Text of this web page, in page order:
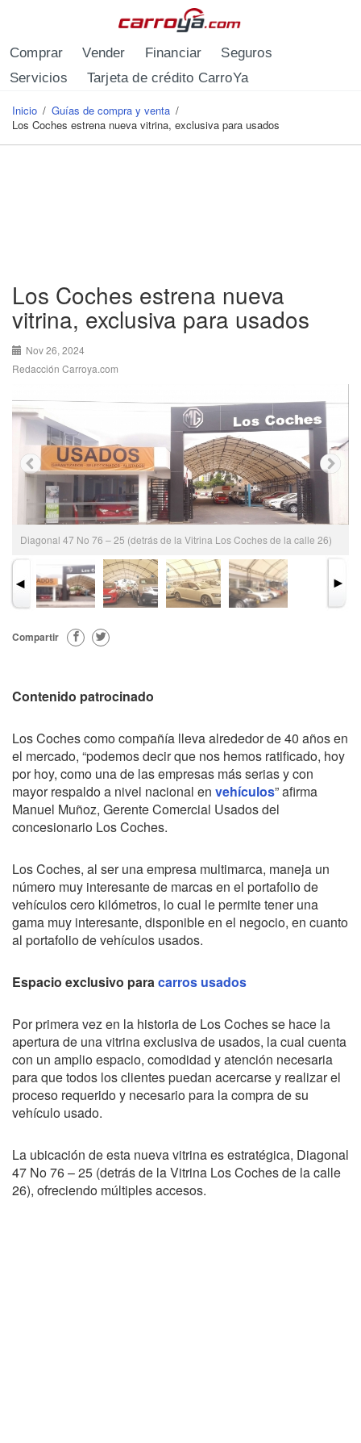
Comprar Vender Financiar
Seguros
Servicios
Tarjeta de crédito CarroYa
Se encuentra usted aquí
Inicio / Guías de compra y venta /
Los Coches estrena nueva vitrina, exclusiva para usados
Los Coches estrena nueva
vitrina, exclusiva para usados
Nov 26, 2024
Redacción Carroya.com
Diagonal 47 No 76 – 25 (detrás de la Vitrina Los Coches de la calle 26)
Compartir
Contenido patrocinado
Los Coches como compañía lleva alrededor de 40 años en
el mercado, “podemos decir que nos hemos ratificado, hoy
por hoy, como una de las empresas más serias y con
mayor respaldo a nivel nacional en vehículos” afirma
Manuel Muñoz, Gerente Comercial Usados del
concesionario Los Coches.
Los Coches, al ser una empresa multimarca, maneja un
número muy interesante de marcas en el portafolio de
vehículos cero kilómetros, lo cual le permite tener una
gama muy interesante, disponible en el negocio, en cuanto
al portafolio de vehículos usados.
Espacio exclusivo paracarros usados
Por primera vez en la historia de Los Coches se hace la
apertura de una vitrina exclusiva de usados, la cual cuenta
con un amplio espacio, comodidad y atención necesaria
para que todos los clientes puedan acercarse y realizar el
proceso requerido y necesario para la compra de su
vehículo usado.
La ubicación de esta nueva vitrina es estratégica, Diagonal
47 No 76 – 25 (detrás de la Vitrina Los Coches de la calle
26), ofreciendo múltiples accesos.